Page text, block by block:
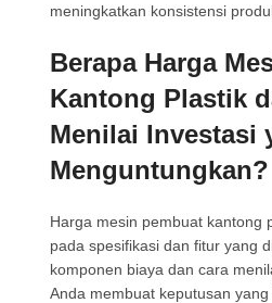
meningkatkan konsistensi
Berapa Harga
Kantong Plastik
Menilai Investasi
Menguntungkan?
Harga mesin pembuat kantong
pada spesifikasi dan fitur yang
komponen biaya dan cara
Anda membuat keputusan yang